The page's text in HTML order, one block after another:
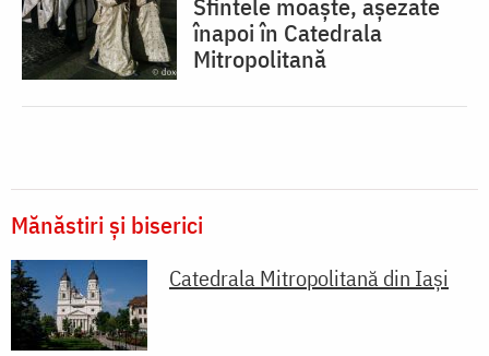
înapoi în Catedrala
Mitropolitană
Mănăstiri și biserici
Catedrala Mitropolitană din Iaşi